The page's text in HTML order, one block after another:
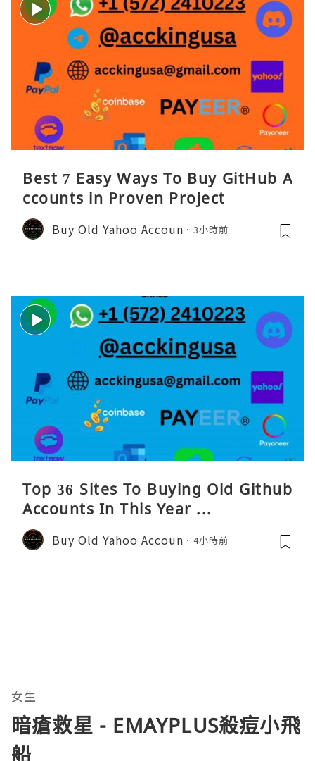
Best 7 Easy Ways To Buy GitHub A
ccounts in Proven Project
Buy Old Yahoo Accoun 3小時前
Top 36 Sites To Buying Old Github
Accounts In This Year ...
Buy Old Yahoo Accoun 4小時前
女生
暗瘡救星 - EMAYPLUS殺痘⼩⾶
船